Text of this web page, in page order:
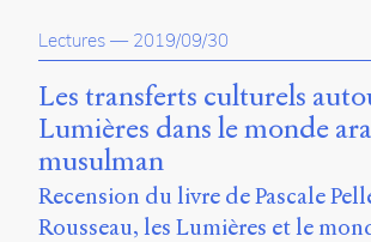
À
propos
du
site
Archipel
En
ligne
Lectures — 2019/09/30
Les transferts culturels
Lumières dans le monde
musulman
Recension du livre de Pascale
Rousseau, les Lumières et le